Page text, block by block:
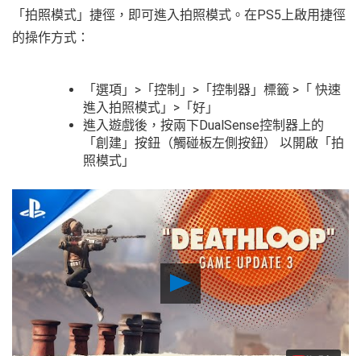
「拍照模式」捷徑，即可進入拍照模式。在PS5上啟用捷徑
的操作方式：
「選項」>「控制」>「控制器」標籤 >「 快速
進入拍照模式」>「好」
進入遊戲後，按兩下DualSense控制器上的
「創建」按鈕（觸碰板左側按鈕） 以開啟「拍
照模式」
Play
Video